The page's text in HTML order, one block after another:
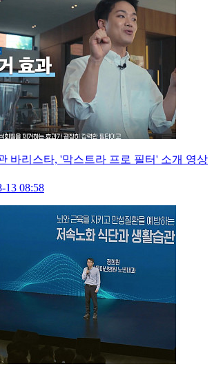
바리스타, '막스트라 프로 필터' 소개 영상
13 08:58